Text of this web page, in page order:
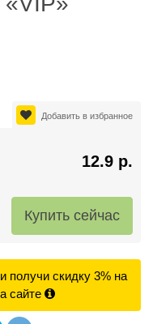
Добавить в избранное
12.9 р.
и получи скидку 3% на
сайте